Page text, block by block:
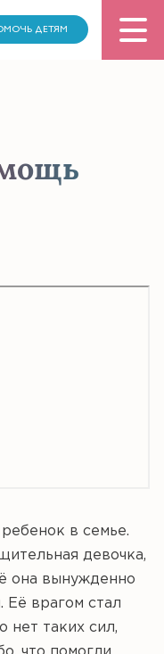
ДЕТЯМ
в семье.
девочка,
она вынужденно
Её врагом стал
нет таких сил,